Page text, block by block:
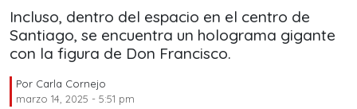
Incluso, dentro del espacio en el centro de
Santiago, se encuentra un holograma gigante
con la figura de Don Francisco.
Por Carla Cornejo
marzo 14, 2025 - 5:51 pm